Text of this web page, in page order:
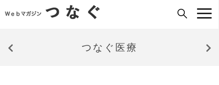
つなぐ医療